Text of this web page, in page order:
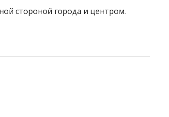
стороной города и центром.